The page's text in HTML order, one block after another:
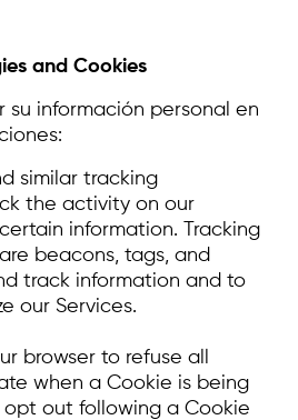
and Cookies
su información personal en
similar tracking
the activity on our
information. Tracking
beacons, tags, and
track information and to
our Services.
browser to refuse all
when a Cookie is being
opt out following a Cookie